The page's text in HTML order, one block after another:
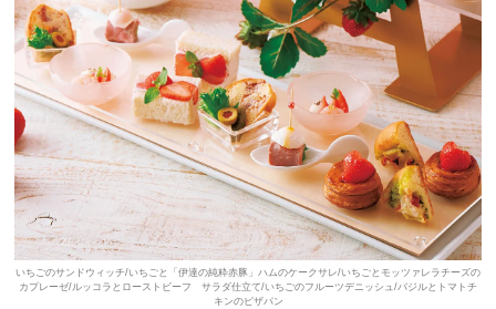
いちごのサンドウィッチ/いちごと「伊達の純粋赤豚」ハムのケークサレ/いちごとモッツァレラチーズの
カプレーゼ/ルッコラとローストビーフ サラダ仕立て/いちごのフルーツデニッシュ/バジルとトマトチ
キンのピザパン